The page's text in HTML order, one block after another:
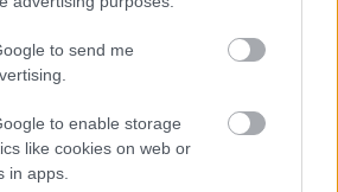
to send me
to enable storage
like cookies on web or
in apps.
platform
tanulástámogató